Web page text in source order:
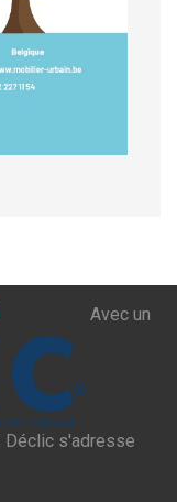
Avec un
Déclic s'adresse